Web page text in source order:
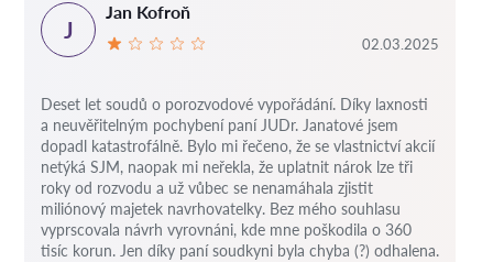
J
Jan Kofroň
02.03.2025
Deset let soudů o porozvodové vypořádání. Díky laxnosti
a neuvěřitelným pochybení paní JUDr. Janatové jsem
dopadl katastrofálně. Bylo mi řečeno, že se vlastnictví akcií
netýká SJM, naopak mi neřekla, že uplatnit nárok lze tři
roky od rozvodu a už vůbec se nenamáhala zjistit
miliónový majetek navrhovatelky. Bez mého souhlasu
vyprscovala návrh vyrovnáni, kde mne poškodila o 360
tisíc korun. Jen díky paní soudkyni byla chyba (?) odhalena.